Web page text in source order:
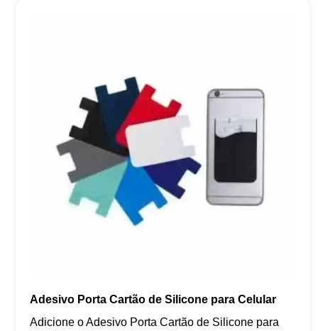
Adesivo Porta Cartão de Silicone para Celular
Adicione o Adesivo Porta Cartão de Silicone para